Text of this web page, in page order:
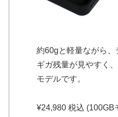
約60gと軽量ながら
ギガ残量が見やすく
モデルです。
¥24,980 税込 (100GB